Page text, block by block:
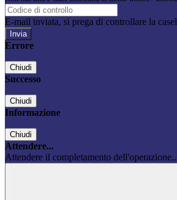
E-mail inviata, si prega di controllare la
Errore
Chiudi
Successo
Chiudi
Informazione
Chiudi
Attendere...
Attendere il completamento